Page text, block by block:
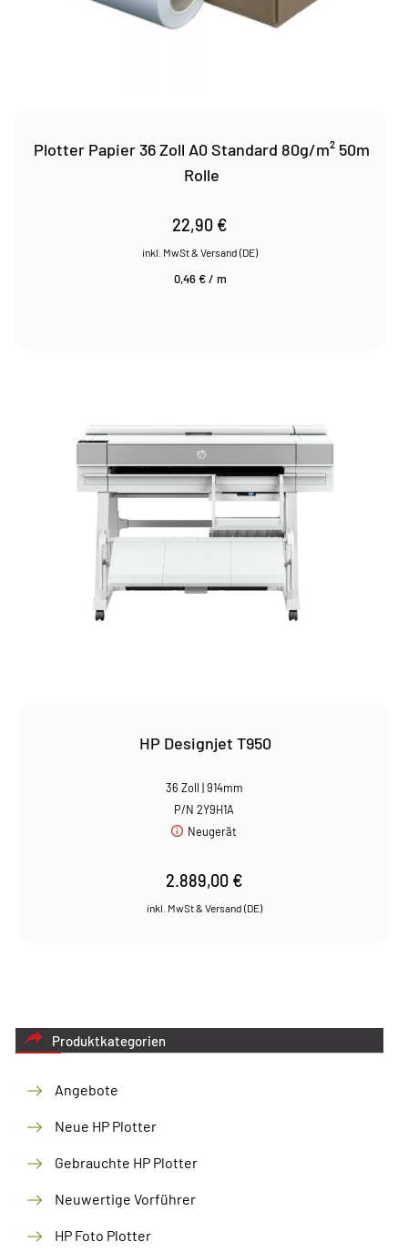
Plotter Papier 36 Zoll A0 Standard 80g/m² 50m
Rolle
22,90 €
0,46€/ m
HP Designjet T950
36 Zoll | 914mm
P/N 2Y9H1A
Neugerät
2.889,00 €
Produktkategorien
Angebote
Neue HP Plotter
Gebrauchte HP Plotter
Neuwertige Vorführer
HP Foto Plotter